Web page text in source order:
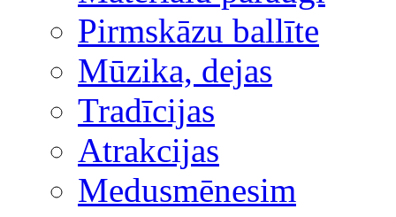
Pirmskāzu ballīte
Mūzika, dejas
Tradīcijas
Atrakcijas
Medusmēnesim